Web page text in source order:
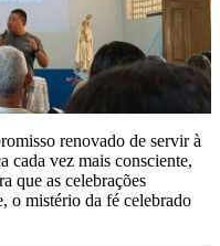
renovado de servir à
cada vez mais consciente,
que as celebrações
o mistério da fé celebrado